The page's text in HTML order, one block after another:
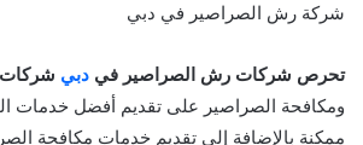
شركة رش الصراصير في دبي
تحرص شركات رش الصراصير في دبي شركات
ومكافحة الصراصير على تقديم أفضل خدمات
ممكنة بالإضافة إلى تقديم خدمات مكافحة